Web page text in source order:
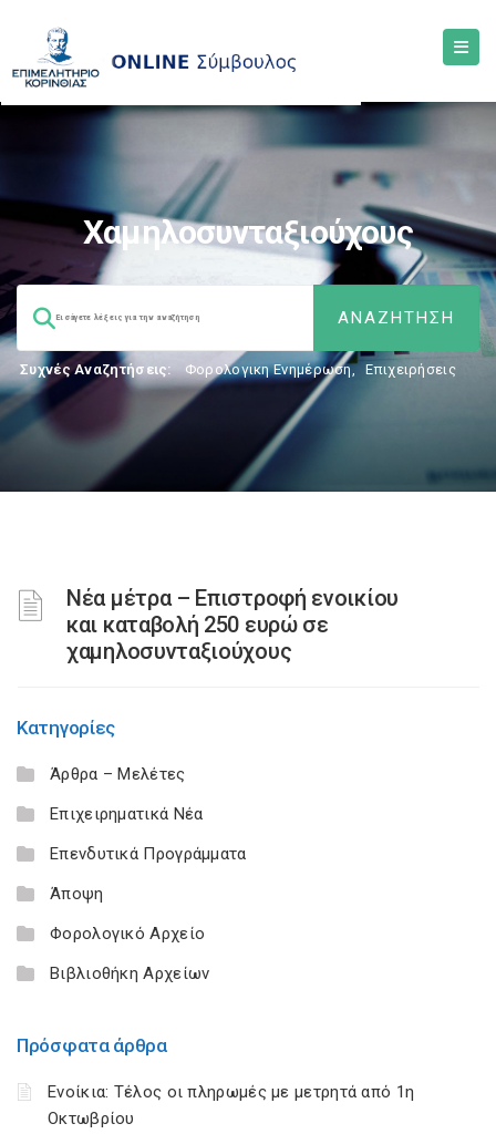
Χαμηλοσυνταξιούχους
Συχνές Αναζητήσεις: Φορολογικη Ενημέρωση, Επιχειρήσεις
Νέα μέτρα – Επιστροφή ενοικίου
και καταβολή 250 ευρώ σε
χαμηλοσυνταξιούχους
Κατηγορίες
Άρθρα – Μελέτες
Επιχειρηματικά Νέα
Επενδυτικά Προγράμματα
Άποψη
Φορολογικό Αρχείο
Βιβλιοθήκη Αρχείων
Πρόσφατα άρθρα
Ενοίκια: Τέλος οι πληρωμές με μετρητά από 1η
Οκτωβρίου